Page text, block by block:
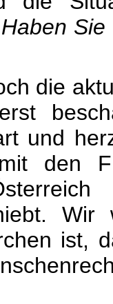
Haben
die
und
den
ist,